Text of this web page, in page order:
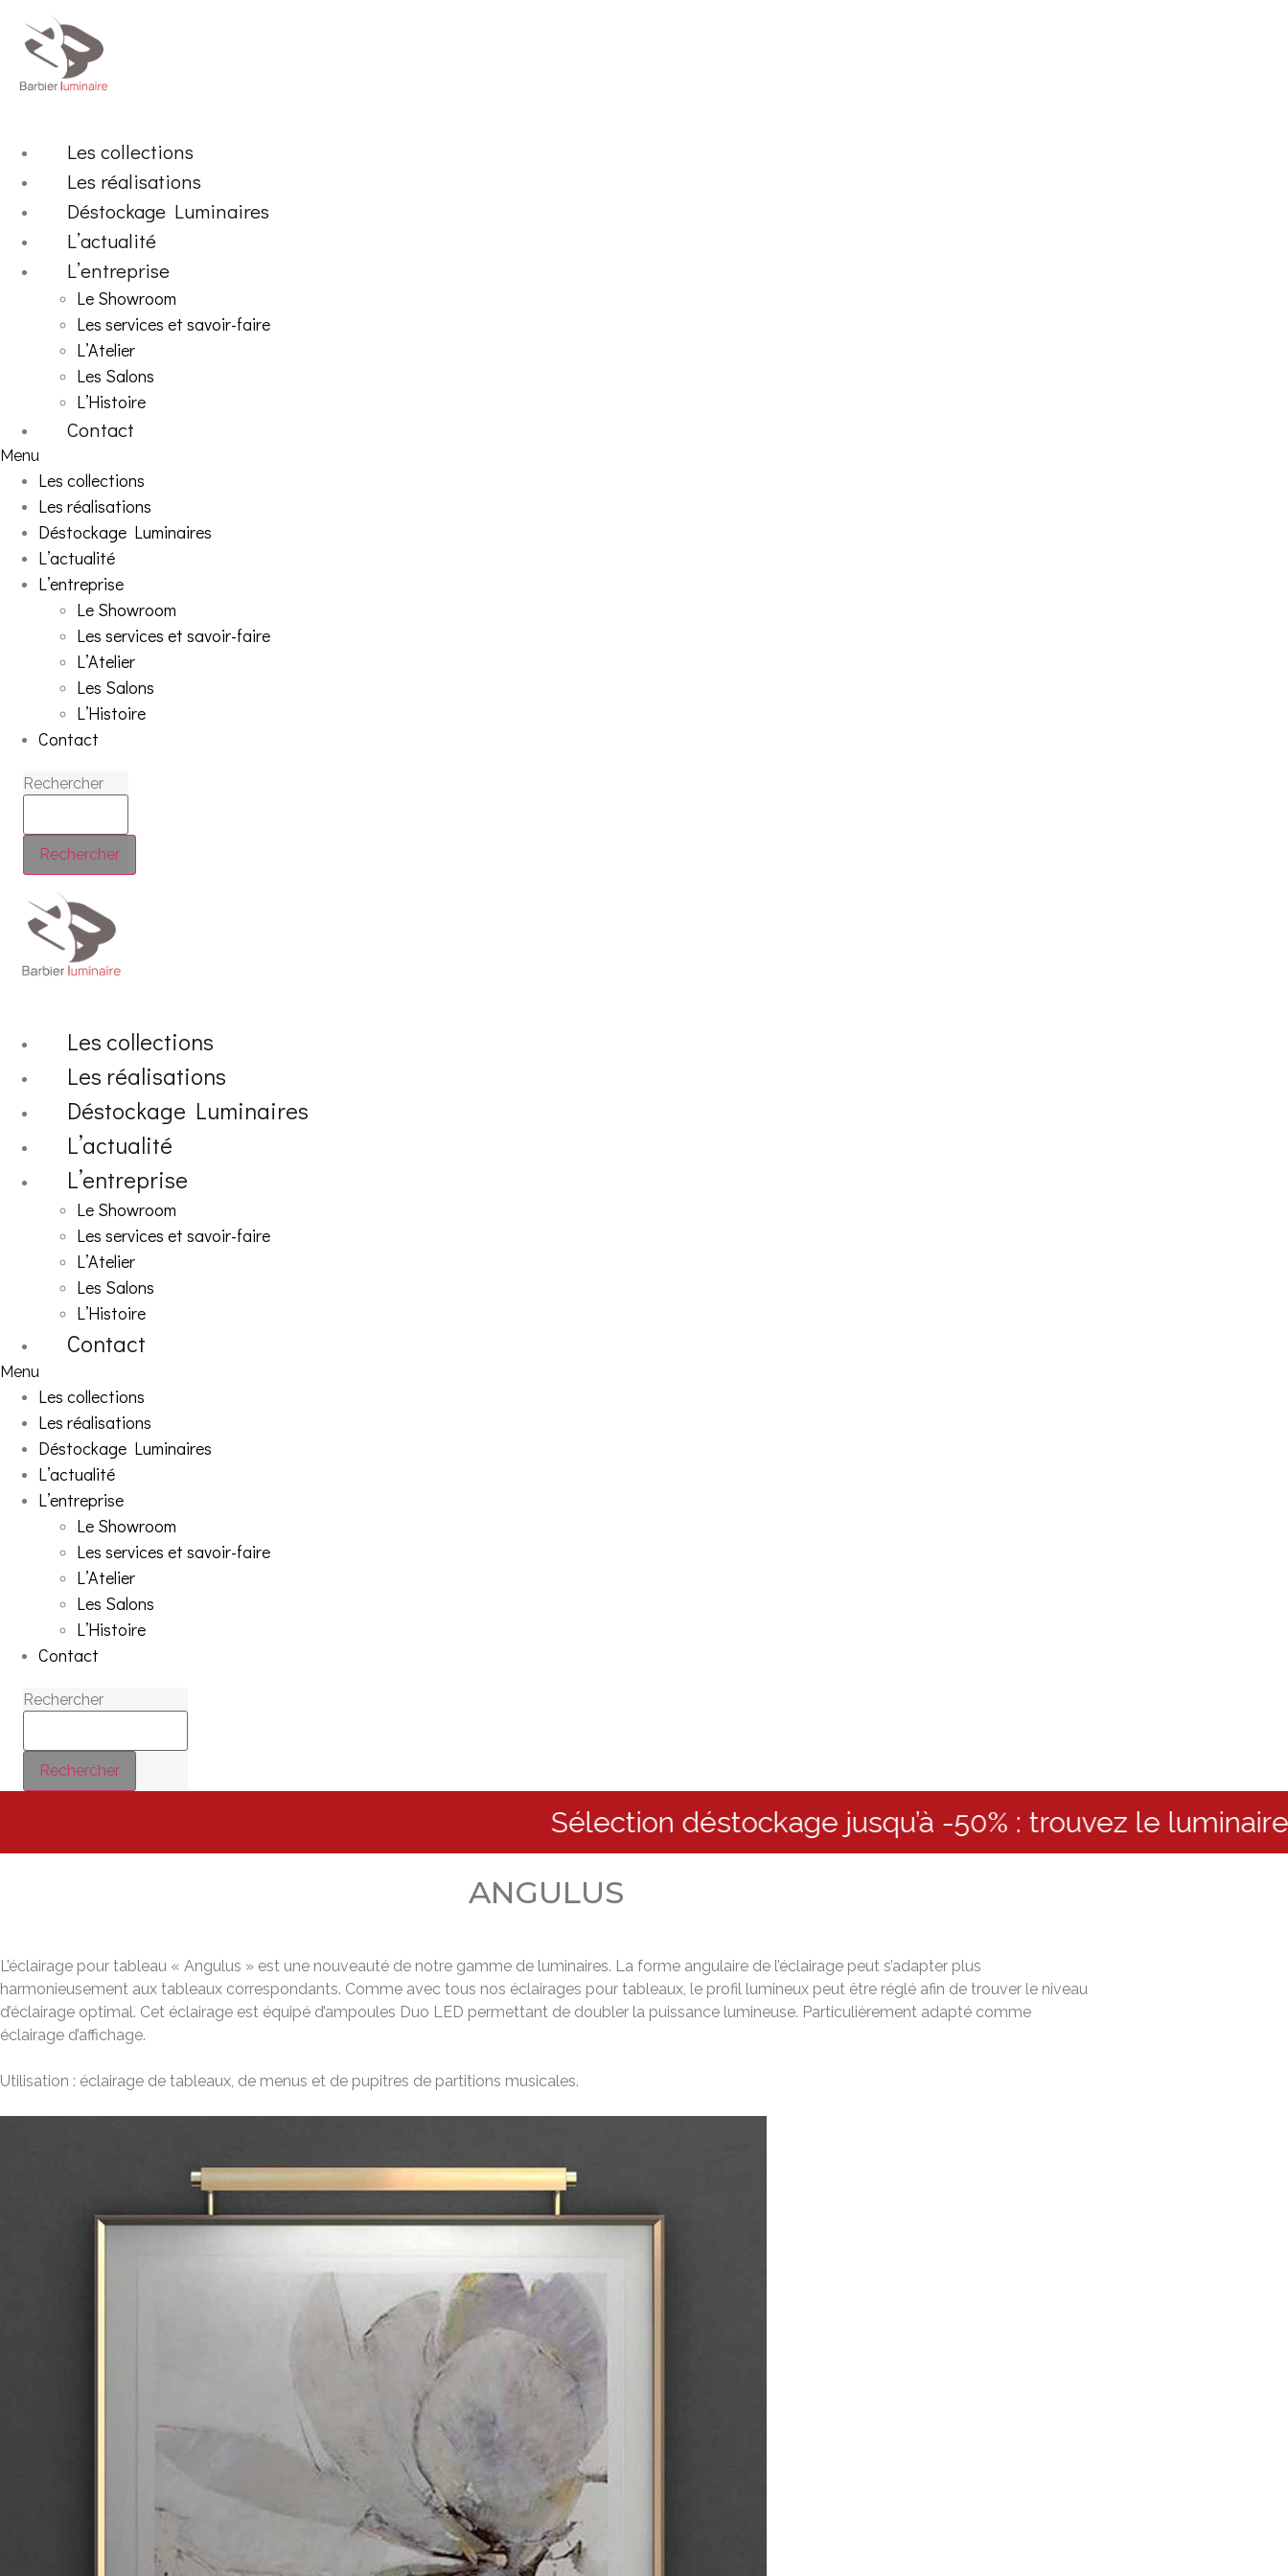
contenu
Les collections
Les réalisations
Déstockage Luminaires
L’actualité
L’entreprise
Le Showroom
Les services et savoir-faire
L’Atelier
Les Salons
L’Histoire
Contact
Menu
Les collections
Les réalisations
Déstockage Luminaires
L’actualité
L’entreprise
Le Showroom
Les services et savoir-faire
L’Atelier
Les Salons
L’Histoire
Contact
Rechercher
Rechercher
Les collections
Les réalisations
Déstockage Luminaires
L’actualité
L’entreprise
Le Showroom
Les services et savoir-faire
L’Atelier
Les Salons
L’Histoire
Contact
Menu
Les collections
Les réalisations
Déstockage Luminaires
L’actualité
L’entreprise
Le Showroom
Les services et savoir-faire
L’Atelier
Les Salons
L’Histoire
Contact
Rechercher
Rechercher
Sélection déstockage jusqu’à -50% : trouvez le luminaire
ANGULUS
L’éclairage pour tableau « Angulus » est une nouveauté de notre gamme de luminaires. La forme angulaire de l’éclairage peut s’adapter plus
harmonieusement aux tableaux correspondants. Comme avec tous nos éclairages pour tableaux, le profil lumineux peut être réglé afin de trouver le niveau
d’éclairage optimal. Cet éclairage est équipé d’ampoules Duo LED permettant de doubler la puissance lumineuse. Particulièrement adapté comme
éclairage d’affichage.
Utilisation : éclairage de tableaux, de menus et de pupitres de partitions musicales.